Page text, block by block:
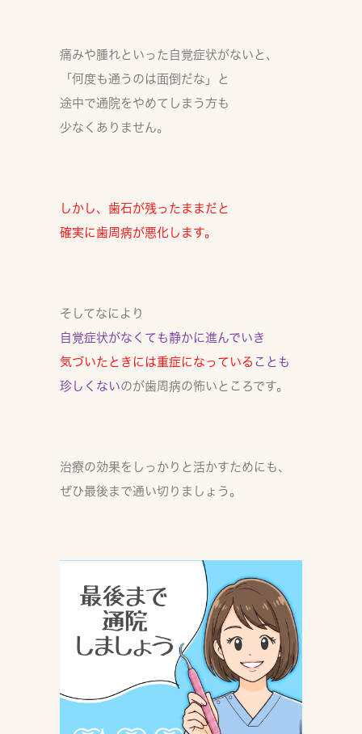
痛みや腫れといった自覚症状がないと、
「何度も通うのは面倒だな」と
途中で通院をやめてしまう方も
少なくありません。
しかし、歯石が残ったままだと
確実に歯周病が悪化します。
そしてなにより
自覚症状がなくても静かに進んでいき
気づいたときには重症になっている ことも
珍しくないのが歯周病の怖いところです。
治療の効果をしっかりと活かすためにも、
ぜひ最後まで通い切りましょう。